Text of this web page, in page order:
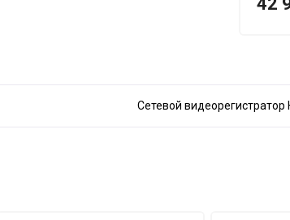
Сетевой видеорегистратор